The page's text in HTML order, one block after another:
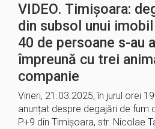
VIDEO. Timișoara:
din subsol unui
40 de persoane s-au
împreună cu trei
companie
Vineri, 21.03.2025, în jurul orei
anunțat despre degajări de fum
P+9 din Timișoara, str. Nicolae